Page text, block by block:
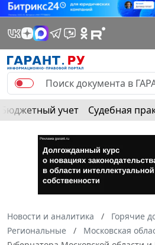
Бюджетный учет Судебная
Новости и аналитика
Горячие
Региональные
Московская